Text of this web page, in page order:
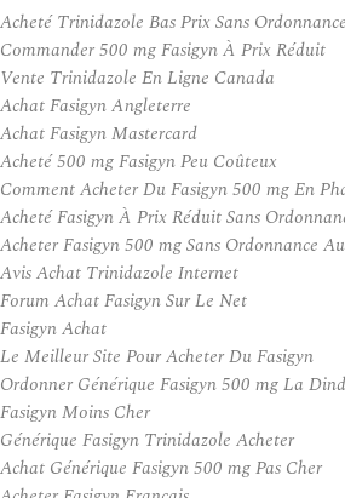
Acheté Trinidazole Bas Prix Sans Ordonnance
Commander 500 mg Fasigyn À Prix Réduit
Vente Trinidazole En Ligne Canada
Achat Fasigyn Angleterre
Achat Fasigyn Mastercard
Acheté 500 mg Fasigyn Peu Coûteux
Comment Acheter Du Fasigyn 500 mg En
Acheté Fasigyn À Prix Réduit Sans
Acheter Fasigyn 500 mg Sans Ordonnance
Avis Achat Trinidazole Internet
Forum Achat Fasigyn Sur Le Net
Fasigyn Achat
Le Meilleur Site Pour Acheter Du Fasigyn
Ordonner Générique Fasigyn 500 mg La
Fasigyn Moins Cher
Générique Fasigyn Trinidazole Acheter
Achat Générique Fasigyn 500 mg Pas Cher